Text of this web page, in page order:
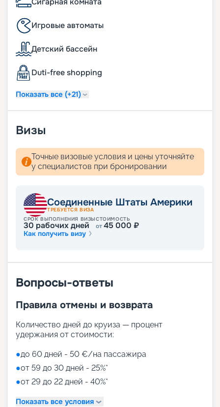
Игровые автоматы
Детский бассейн
Duti-free shopping
Показать все (+21)
Визы
Точные визовые условия и цены уточняйте
у специалистов при бронировании
Соединенные Штаты Америки
ТРЕБУЕТСЯ ВИЗА
СРОК ВЫПОЛНЕНИЯ ВИЗЫ
30 рабочих дней
СТОИМОСТЬ
от45 000 ₽
Как получить визу
Вопросы-ответы
Правила отмены и возврата
Количество дней до круиза — процент
удержания от стоимости:
●до 60 дней - 50 €/на пассажира
●от 59 до 30 дней - 25%*
●от 29 до 22 дней - 40%*
Показать все условия